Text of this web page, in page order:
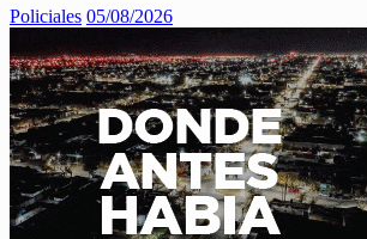
Policiales 05/08/2026